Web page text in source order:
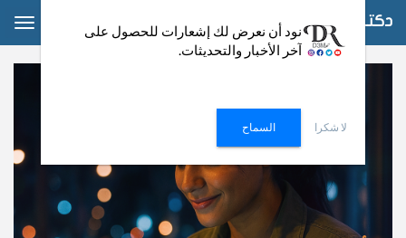
دكتور دعم
نود أن نعرض لك إشعارات للحصول على
آخر الأخبار والتحديثات.
لا شكرا السماح